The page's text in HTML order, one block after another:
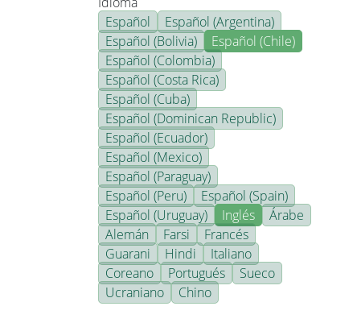
Español
Español (Argentina)
Español (Bolivia)
Español (Chile)
Español (Colombia)
Español (Costa Rica)
Español (Cuba)
Español (Dominican Republic)
Español (Ecuador)
Español (Mexico)
Español (Paraguay)
Español (Peru)
Español (Spain)
Español (Uruguay)
Inglés
Árabe
Alemán
Farsi
Francés
Guarani
Hindi
Italiano
Coreano
Portugués
Sueco
Ucraniano
Chino